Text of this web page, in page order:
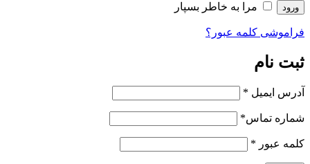
ورود مرا به خاطر بسپار
فراموشی کلمه عبور؟
ثبت نام
آدرس ایمیل *
شماره تماس*
کلمه عبور *